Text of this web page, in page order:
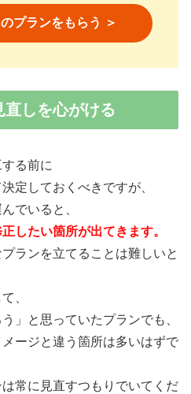
プランをもらう ＞
しを心がける
る前に
定しておくべきですが、
でいると、
したい箇所が出てきます。
ランを立てることは難しいと
、
」と思っていたプランでも、
ージと違う箇所は多いはずで
常に見直すつもりでいてくだ